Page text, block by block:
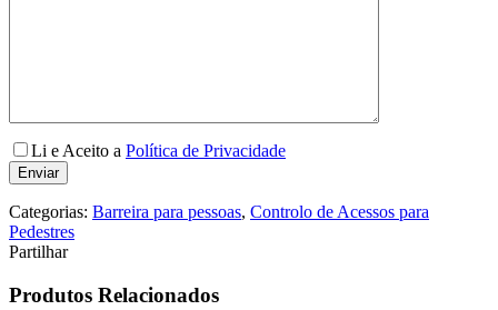
Li e Aceito a Política de Privacidade
Categorias: Barreira para pessoas, Controlo de Acessos para
Pedestres
Partilhar
Produtos Relacionados